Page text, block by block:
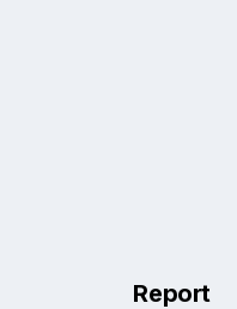
Report